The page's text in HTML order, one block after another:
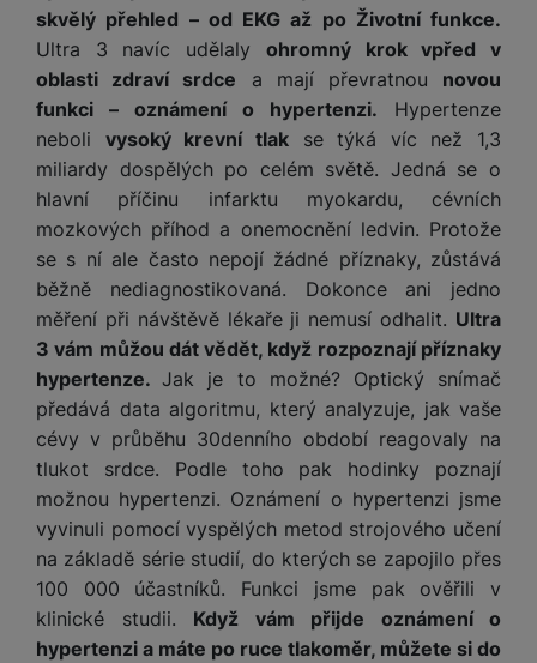
skvělý přehled – od EKG až po Životní funkce.
Ultra 3 navíc udělaly ohromný krok vpřed v
oblasti zdraví srdce a mají převratnou novou
funkci – oznámení o hypertenzi. Hypertenze
neboli vysoký krevní tlakse týká víc než 1,3
miliardy dospělých po celém světě. Jedná se o
hlavní příčinu infarktu myokardu, cévních
mozkových příhod a onemocnění ledvin. Protože
se s ní ale často nepojí žádné příznaky, zůstává
běžně nediagnostikovaná. Dokonce ani jedno
měření při návštěvě lékaře ji nemusí odhalit. Ultra
3 vám můžou dát vědět, když rozpoznají příznaky
hypertenze.Jak je to možné? Optický snímač
předává data algoritmu, který analyzuje, jak vaše
cévy v průběhu 30denního období reagovaly na
tlukot srdce. Podle toho pak hodinky poznají
možnou hypertenzi. Oznámení o hypertenzi jsme
vyvinuli pomocí vyspělých metod strojového učení
na základě série studií, do kterých se zapojilo přes
100 000 účastníků. Funkci jsme pak ověřili v
klinické studii. Když vám přijde oznámení o
hypertenzi a máte po ruce tlakoměr, můžete si do